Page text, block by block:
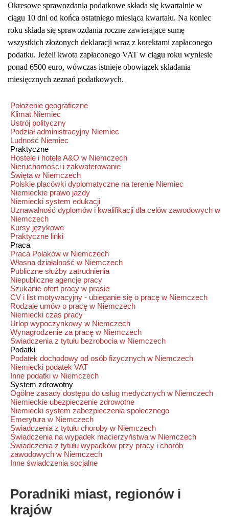
Okresowe sprawozdania podatkowe składa się kwartalnie w
ciągu 10 dni od końca ostatniego miesiąca kwartału. Na koniec
roku składa się sprawozdania roczne zawierające sumę
wszystkich złożonych deklaracji wraz z korektami zapłaconego
podatku. Jeżeli kwota zapłaconego VAT w ciągu roku wyniesie
ponad 6500 euro, wówczas istnieje obowiązek składania
miesięcznych zeznań podatkowych.
Położenie geograficzne
Klimat Niemiec
Ustrój polityczny
Podział administracyjny Niemiec
Ludność Niemiec
Praktyczne
Hostele i hotele A&O w Niemczech
Nieruchomości i zakwaterowanie
Święta w Niemczech
Polskie placówki dyplomatyczne na terenie Niemiec
Niemieckie prawo jazdy
Niemiecki system edukacji
Uznawalność dyplomów i kwalifikacji dla celów zawodowych w
Niemczech
Kursy językowe
Praktyczne linki
Praca
Praca Polaków w Niemczech
Własna działalność w Niemczech
Publiczne służby zatrudnienia
Niepubliczne agencje pracy
Szukanie ofert pracy w prasie
CV i list motywacyjny - ubieganie się o pracę w Niemczech
Rodzaje umów o pracę w Niemczech
Niemiecki czas pracy
Urlop wypoczynkowy w Niemczech
Wynagrodzenie za pracę w Niemczech
Świadczenia z tytułu bezrobocia w Niemczech
Podatki
Podatek dochodowy od osób fizycznych w Niemczech
Niemiecki podatek VAT
Inne podatki w Niemczech
System zdrowotny
Ogólne zasady dostępu do usług medycznych w Niemczech
Niemieckie ubezpieczenie zdrowotne
Niemiecki system zabezpieczenia społecznego
Emerytura w Niemczech
Swiadczenia z tytułu choroby w Niemczech
Świadczenia na wypadek macierzyństwa w Niemczech
Świadczenia z tytułu wypadków przy pracy i chorób
zawodowych w Niemczech
Inne świadczenia socjalne
Poradniki miast, regionów i
krajów